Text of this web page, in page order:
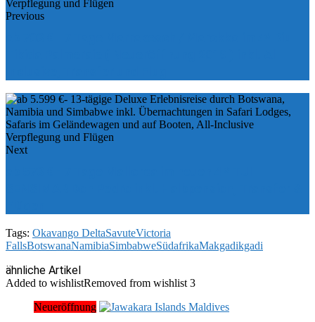
Previous
Next
Tags: Okavango DeltaSavuteVictoria
FallsBotswanaNamibiaSimbabweSüdafrikaMakgadikgadi
ähnliche Artikel
Added to wishlistRemoved from wishlist 3
Neueröffnung